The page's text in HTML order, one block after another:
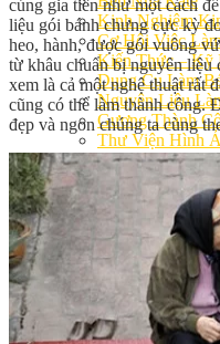
Kinh Nghiệm
Cơ Hội Việc
Kiến Thức – Kỹ
Dụng Cụ Làm
Nguyên Liệu
Gương Thành
Thư Viện Hình
Hỏi Đáp
Siêu thị ĐVP
Việc Làm
Chưa có sản
cúng gia tiên như một cách
liệu gói bánh chưng cực kỳ
heo, hành, được gói vuông
từ khâu chuẩn bị nguyên liệu
xem là cả một nghệ thuật rất
cũng có thể làm thành công.
đẹp và ngon chúng ta cùng